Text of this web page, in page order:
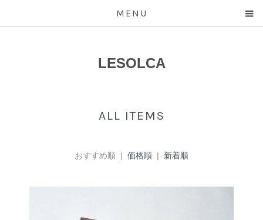
MENU
LESOLCA
ALL ITEMS
おすすめ順 | 価格順 | 新着順